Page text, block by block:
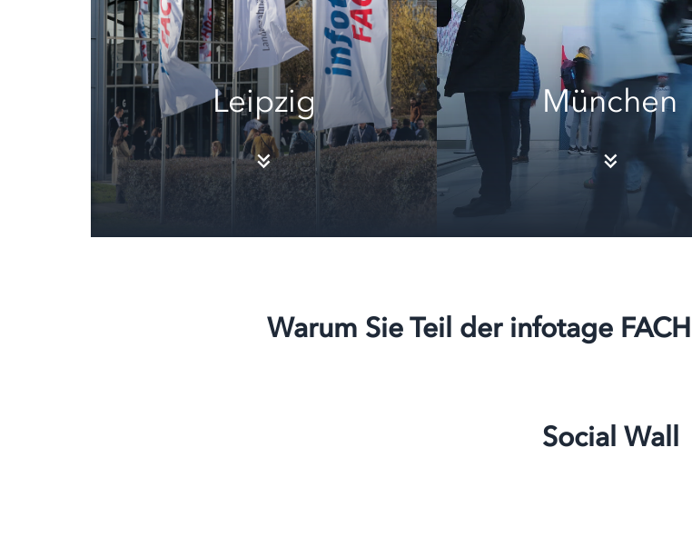
Leipzig München
Warum Sie Teil der infotage
Social Wall